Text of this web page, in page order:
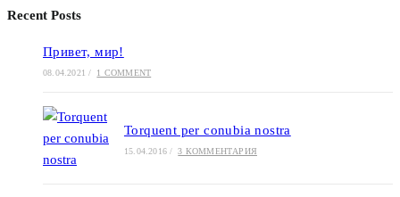
Recent Posts
Привет, мир!
08.04.2021 / 1 COMMENT
Torquent per conubia nostra
15.04.2016 / 3 КОММЕНТАРИЯ